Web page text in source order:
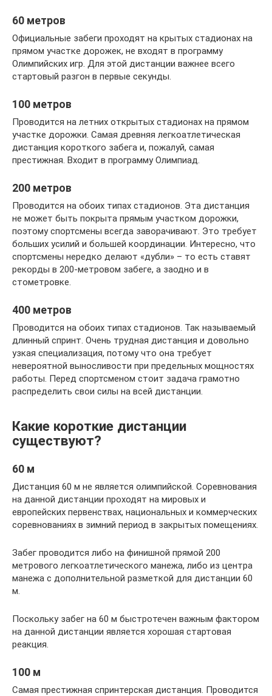
60 метров
Официальные забеги проходят на крытых стадионах на
прямом участке дорожек, не входят в программу
Олимпийских игр. Для этой дистанции важнее всего
стартовый разгон в первые секунды.
100 метров
Проводится на летних открытых стадионах на прямом
участке дорожки. Самая древняя легкоатлетическая
дистанция короткого забега и, пожалуй, самая
престижная. Входит в программу Олимпиад.
200 метров
Проводится на обоих типах стадионов. Эта дистанция
не может быть покрыта прямым участком дорожки,
поэтому спортсмены всегда заворачивают. Это требует
больших усилий и большей координации. Интересно, что
спортсмены нередко делают «дубли» – то есть ставят
рекорды в 200-метровом забеге, а заодно и в
стометровке.
400 метров
Проводится на обоих типах стадионов. Так называемый
длинный спринт. Очень трудная дистанция и довольно
узкая специализация, потому что она требует
невероятной выносливости при предельных мощностях
работы. Перед спортсменом стоит задача грамотно
распределить свои силы на всей дистанции.
Какие короткие дистанции
существуют?
60 м
Дистанция 60 м не является олимпийской. Соревнования
на данной дистанции проходят на мировых и
европейских первенствах, национальных и коммерческих
соревнованиях в зимний период в закрытых помещениях.
Забег проводится либо на финишной прямой 200
метрового легкоатлетического манежа, либо из центра
манежа с дополнительной разметкой для дистанции 60
м.
Поскольку забег на 60 м быстротечен важным фактором
на данной дистанции является хорошая стартовая
реакция.
100 м
Самая престижная спринтерская дистанция. Проводится